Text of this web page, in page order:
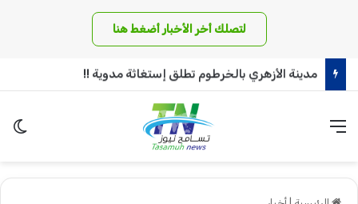
لتصلك أخر الأخبار أضغط هنا
القائمة